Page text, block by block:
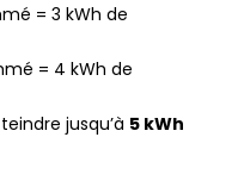
= 3 kWh de
= 4 kWh de
jusqu’à 5 kWh